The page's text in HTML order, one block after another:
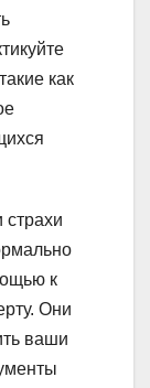
как
страхи
к
Они
ваши